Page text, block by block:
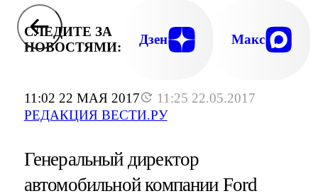
11:02 22 МАЯ 2017
11:25 22.05.2017
РЕДАКЦИЯ ВЕСТИ.РУ
СЛЕДИТЕ ЗА
НОВОСТЯМИ:
Дзен Макс
Генеральный директор
автомобильной компании Ford